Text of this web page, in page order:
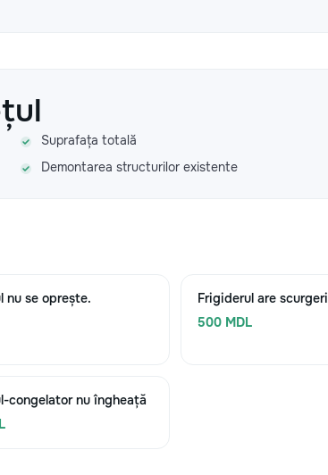
Suprafața totală
Demontarea structurilor existente
nu se oprește.
Frigiderul are scurgeri
500 MDL
congelator nu îngheață